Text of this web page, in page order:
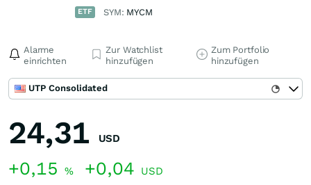
ETF SYM: MYCM
Alarme
einrichten
Zur Watchlist
hinzufügen
Zum Portfolio
hinzufügen
UTP Consolidated
24,31 USD
+0,15 % +0,04 USD